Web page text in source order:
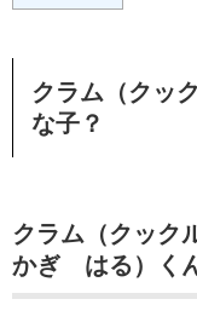
クラム（クッ
な子？
クラム（クック
かぎ はる）く